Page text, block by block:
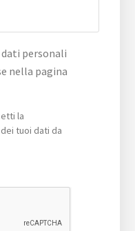
personali
nella pagina
la
tuoi dati da